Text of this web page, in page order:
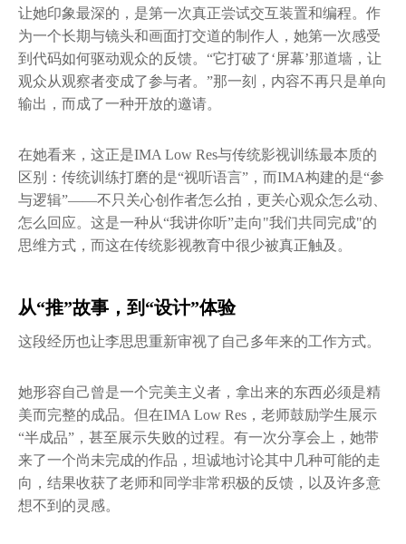
让她印象最深的，是第一次真正尝试交互装置和编程。作
为一个长期与镜头和画面打交道的制作人，她第一次感受
到代码如何驱动观众的反馈。“它打破了‘屏幕’那道墙，让
观众从观察者变成了参与者。”那一刻，内容不再只是单向
输出，而成了一种开放的邀请。
在她看来，这正是IMA Low Res与传统影视训练最本质的
区别：传统训练打磨的是“视听语言”，而IMA构建的是“参
与逻辑”——不只关心创作者怎么拍，更关心观众怎么动、
怎么回应。这是一种从“我讲你听”走向"我们共同完成"的
思维方式，而这在传统影视教育中很少被真正触及。
从“推”故事，到“设计”体验
这段经历也让李思思重新审视了自己多年来的工作方式。
她形容自己曾是一个完美主义者，拿出来的东西必须是精
美而完整的成品。但在IMA Low Res，老师鼓励学生展示
“半成品”，甚至展示失败的过程。有一次分享会上，她带
来了一个尚未完成的作品，坦诚地讨论其中几种可能的走
向，结果收获了老师和同学非常积极的反馈，以及许多意
想不到的灵感。